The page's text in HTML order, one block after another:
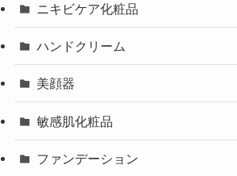
ニキビケア化粧品
ハンドクリーム
美顔器
敏感肌化粧品
ファンデーション